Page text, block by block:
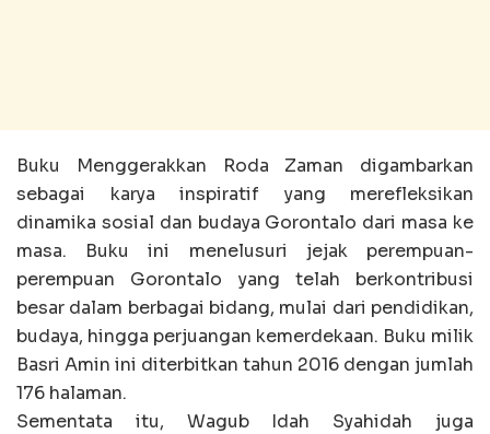
Buku Menggerakkan Roda Zaman digambarkan
sebagai karya inspiratif yang merefleksikan
dinamika sosial dan budaya Gorontalo dari masa ke
masa. Buku ini menelusuri jejak perempuan-
perempuan Gorontalo yang telah berkontribusi
besar dalam berbagai bidang, mulai dari pendidikan,
budaya, hingga perjuangan kemerdekaan. Buku milik
Basri Amin ini diterbitkan tahun 2016 dengan jumlah
176 halaman.
Sementata itu, Wagub Idah Syahidah juga